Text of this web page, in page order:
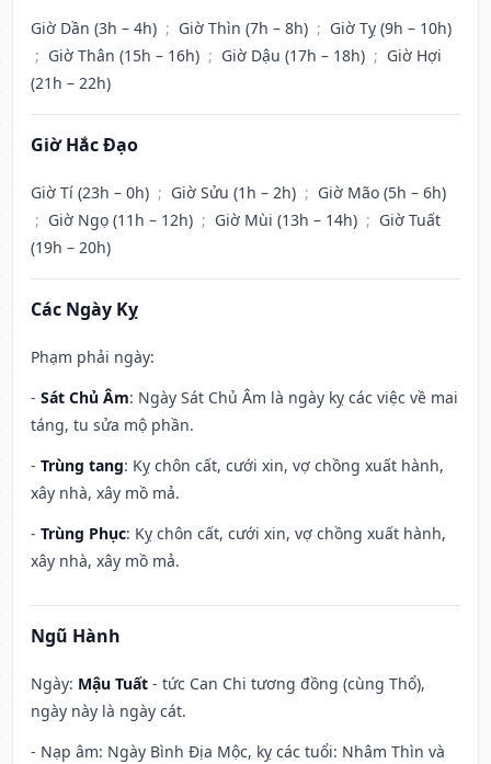
Giờ Dần (3h – 4h) ; Giờ Thìn (7h – 8h) ; Giờ Tỵ (9h – 10h)
; Giờ Thân (15h – 16h) ; Giờ Dậu (17h – 18h) ; Giờ Hợi
(21h – 22h)
Giờ Hắc Đạo
Giờ Tí (23h – 0h) ; Giờ Sửu (1h – 2h) ; Giờ Mão (5h – 6h)
; Giờ Ngọ (11h – 12h) ; Giờ Mùi (13h – 14h) ; Giờ Tuất
(19h – 20h)
Các Ngày Kỵ
Phạm phải ngày:
- Sát Chủ Âm: Ngày Sát Chủ Âm là ngày kỵ các việc về mai
táng, tu sửa mộ phần.
- Trùng tang: Kỵ chôn cất, cưới xin, vợ chồng xuất hành,
xây nhà, xây mồ mả.
- Trùng Phục: Kỵ chôn cất, cưới xin, vợ chồng xuất hành,
xây nhà, xây mồ mả.
Ngũ Hành
Ngày: Mậu Tuất - tức Can Chi tương đồng (cùng Thổ),
ngày này là ngày cát.
- Nạp âm: Ngày Bình Địa Mộc, kỵ các tuổi: Nhâm Thìn và